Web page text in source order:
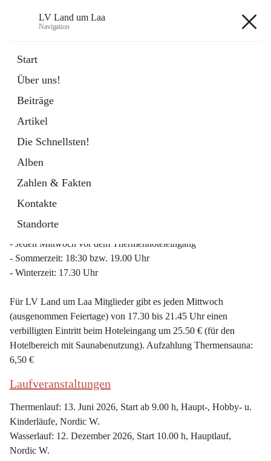
LV Land um Laa
Navigation
Start
Über uns!
Beiträge
Artikel
Die Schnellsten!
Alben
Zahlen & Fakten
Kontakte
Standorte
Externe Webseite
in
Tab
Mitgliederinfo 2026
Lauftreff
- Jeden Mittwoch vor dem Thermenhoteleingang
- Sommerzeit: 18:30 bzw. 19.00 Uhr
- Winterzeit: 17.30 Uhr
Für LV Land um Laa Mitglieder gibt es jeden Mittwoch
(ausgenommen Feiertage) von 17.30 bis 21.45 Uhr einen
verbilligten Eintritt beim Hoteleingang um 25.50 € (für den
Hotelbereich mit Saunabenutzung). Aufzahlung Thermensauna:
6,50 €
Laufveranstaltungen
Thermenlauf: 13. Juni 2026, Start ab 9.00 h, Haupt-, Hobby- u.
Kinderläufe, Nordic W.
Wasserlauf: 12. Dezember 2026, Start 10.00 h, Hauptlauf,
Nordic W.